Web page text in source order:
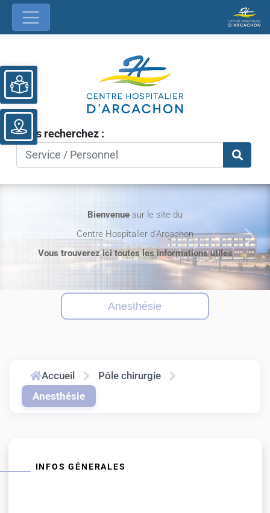
Vous recherchez :
Ouvrir la barre d’outils
Bienvenue sur le site du
Centre Hospitalier d’Arcachon
Vous trouverez ici toutes les informations utiles
Anesthésie
Accueil
Pôle chirurgie
Anesthésie
INFOS GÉNERALES